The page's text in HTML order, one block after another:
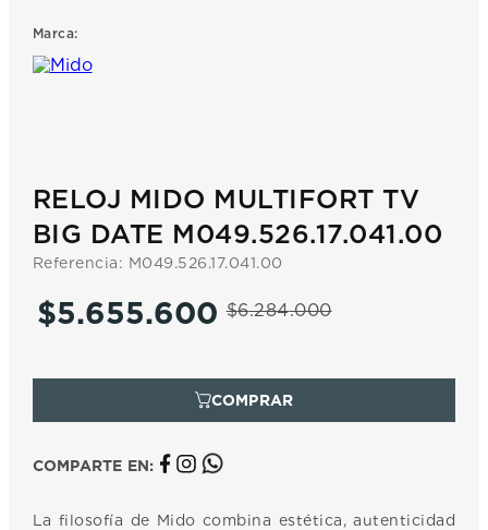
Marca:
RELOJ MIDO MULTIFORT TV
BIG DATE M049.526.17.041.00
Referencia: M049.526.17.041.00
$6.284.000
$5.655.600
COMPARTE EN:
La filosofía de Mido combina estética, autenticidad